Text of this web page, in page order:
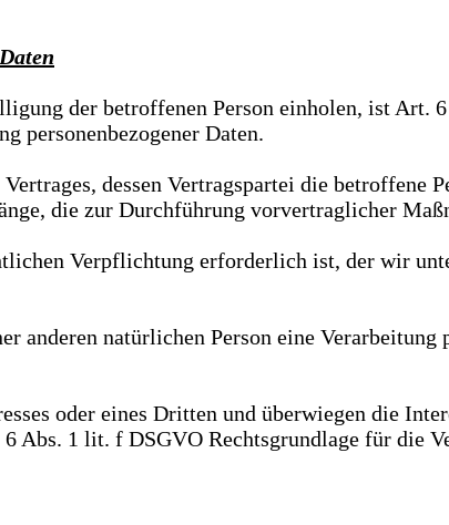
der betroffenen Person einholen, ist Art.
personenbezogener Daten.
dessen Vertragspartei die betroffene
die zur Durchführung vorvertraglicher
Verpflichtung erforderlich ist, der wir
anderen natürlichen Person eine
oder eines Dritten und überwiegen die
Abs. 1 lit. f DSGVO Rechtsgrundlage für die